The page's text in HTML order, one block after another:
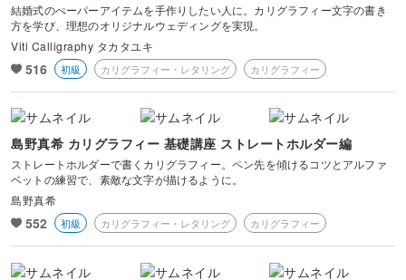
結婚式のぺーパーアイテムを手作りしたい人に。カリグラフィー文字の書き
方を学び、理想のオリジナルウェディングを実現。
Viti Calligraphy タカタユキ
516 初級 カリグラフィー・レタリング カリグラフィー
島野真希 カリグラフィー 基礎講座 ストレートホルダー編
ストレートホルダーで書くカリグラフィー。ペン先を傾けるコツとアルファ
ベットの練習で、素敵な文字が描けるように。
島野真希
552 初級 カリグラフィー・レタリング カリグラフィー